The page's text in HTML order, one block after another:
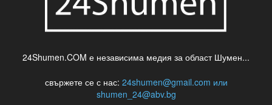
24Shumen.COM е независима медия за област Шумен...
свържете се с нас: 24shumen@gmail.com или
shumen_24@abv.bg